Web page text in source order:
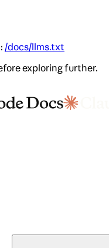
/docs/llms.txt
exploring further.